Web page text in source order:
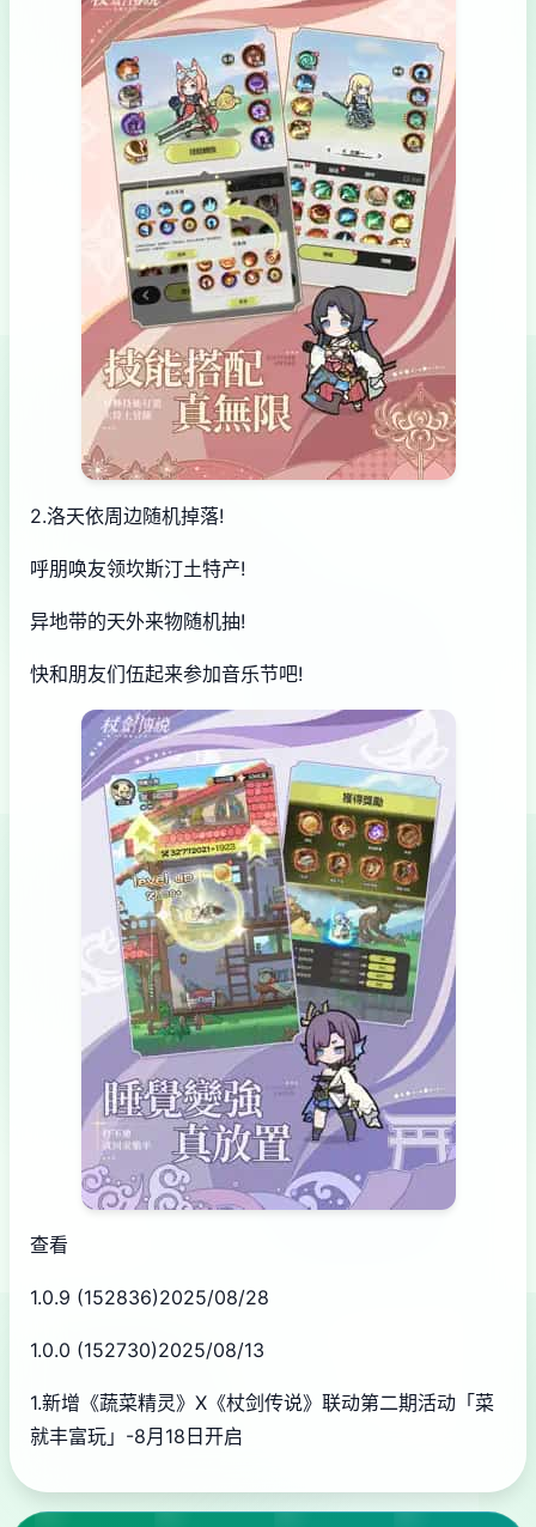
2.洛天依周边随机掉落!
呼朋唤友领坎斯汀土特产!
异地带的天外来物随机抽!
快和朋友们伍起来参加音乐节吧!
查看
1.0.9 (152836)2025/08/28
1.0.0 (152730)2025/08/13
1.新增《蔬菜精灵》X《杖剑传说》联动第二期活动「菜
就丰富玩」-8月18日开启